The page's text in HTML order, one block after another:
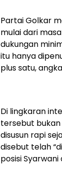
Partai Golkar
mulai dari
dukungan
itu hanya
plus satu,
Di lingkaran
tersebut bukan
disusun rapi
disebut telah
posisi